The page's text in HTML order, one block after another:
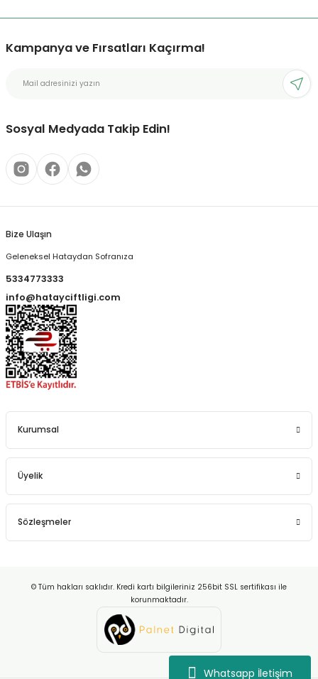
Whatsapp İletişim
Kampanya ve Fırsatları Kaçırma!
Sosyal Medyada Takip Edin!
Bize Ulaşın
Geleneksel Hataydan Sofranıza
5334773333
info@hatayciftligi.com
Kurumsal
Üyelik
Sözleşmeler
© Tüm hakları saklıdır. Kredi kartı bilgileriniz 256bit SSL sertifikası ile
korunmaktadır.